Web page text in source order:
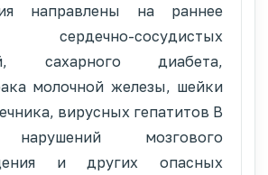
направлены на раннее
сердечно-сосудистых
сахарного диабета,
молочной железы, шейки
вирусных гепатитов В
мозгового
и других опасных